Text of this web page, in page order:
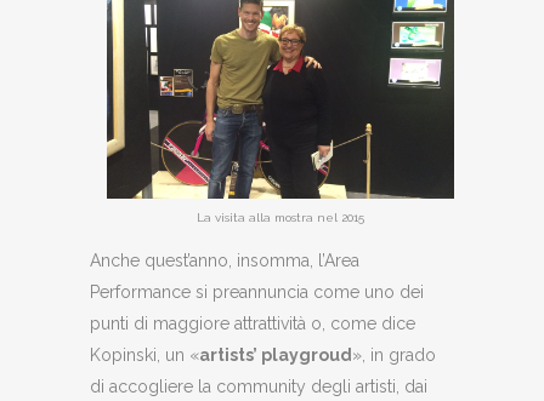
La visita alla mostra nel 2015
Anche quest’anno, insomma, l’Area
Performance si preannuncia come uno dei
punti di maggiore attrattività o, come dice
Kopinski, un «artists’ playgroud », in grado
di accogliere la community degli artisti, dai